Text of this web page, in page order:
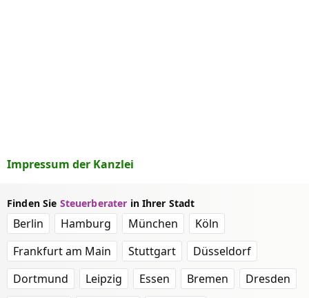
Impressum der Kanzlei
Finden Sie Steuerberater in Ihrer Stadt
Berlin Hamburg München
Köln
Frankfurt am Main
Stuttgart
Düsseldorf
Dortmund
Leipzig Essen Bremen
Dresden